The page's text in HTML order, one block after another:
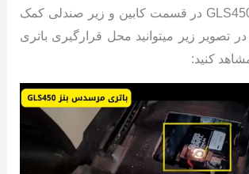
باتری اصلی بنز GLS450 در قسمت کابین و زیر صندلی کمک
در تصویر زیر میتوانید محل قرارگیری باتری